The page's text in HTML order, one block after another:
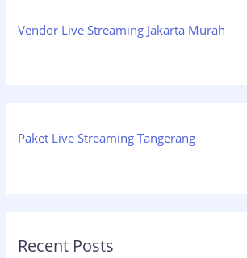
Vendor Live Streaming Jakarta Murah
Paket Live Streaming Tangerang
Recent Posts